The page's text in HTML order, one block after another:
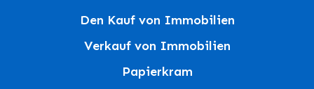
Den Kauf von Immobilien
Verkauf von Immobilien
Papierkram